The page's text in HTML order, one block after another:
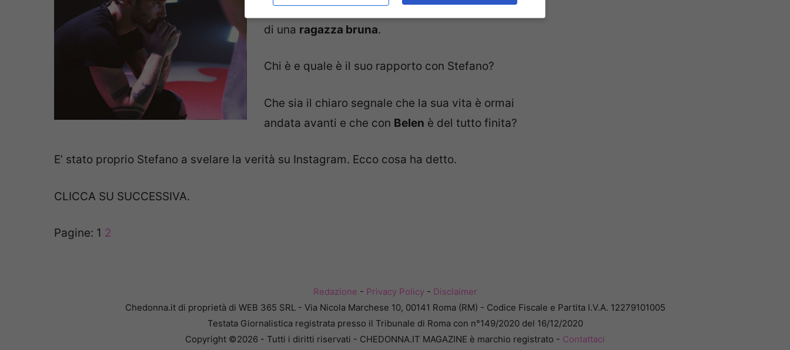
sostiene di aver colto il ballerino in compagnia
di una ragazza bruna.
Chi è e quale è il suo rapporto con Stefano?
Che sia il chiaro segnale che la sua vita è ormai
andata avanti e che con Belen è del tutto finita?
E’ stato proprio Stefano a svelare la verità su Instagram. Ecco cosa ha detto.
CLICCA SU SUCCESSIVA.
Pagine: 1 2
Redazione - Privacy Policy- Disclaimer
Chedonna.it di proprietà di WEB 365 SRL - Via Nicola Marchese 10, 00141 Roma (RM) - Codice Fiscale e Partita I.V.A. 12279101005
Testata Giornalistica registrata presso il Tribunale di Roma con n°149/2020 del 16/12/2020
Copyright ©2026 - Tutti i diritti riservati - CHEDONNA.IT MAGAZINE è marchio registrato - Contattaci